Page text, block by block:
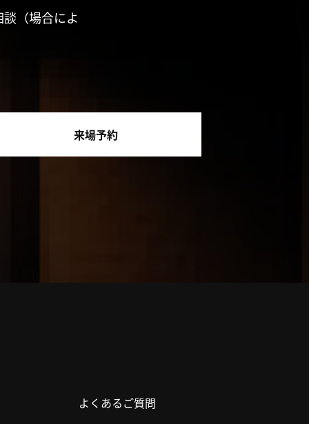
（場合によ
来場予約
よくあるご質問